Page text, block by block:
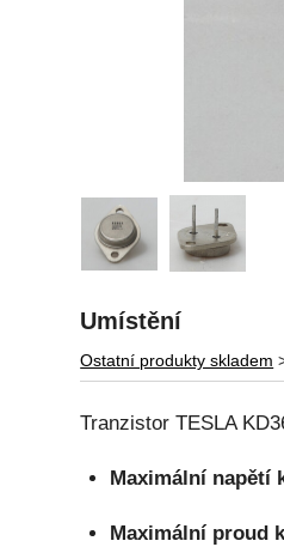
Umístění
Ostatní produkty skladem
Tranzistor TESLA
Maximální napětí
Maximální proud